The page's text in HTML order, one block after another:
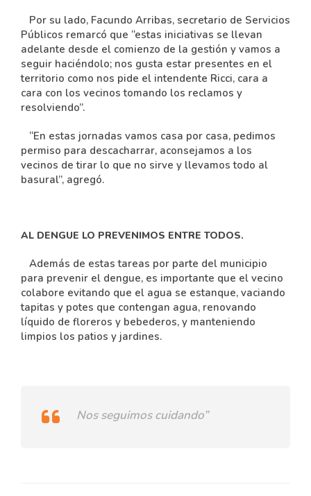
Por su lado, Facundo Arribas, secretario de Servicios
Públicos remarcó que “estas iniciativas se llevan
adelante desde el comienzo de la gestión y vamos a
seguir haciéndolo; nos gusta estar presentes en el
territorio como nos pide el intendente Ricci, cara a
cara con los vecinos tomando los reclamos y
resolviendo”.
“En estas jornadas vamos casa por casa, pedimos
permiso para descacharrar, aconsejamos a los
vecinos de tirar lo que no sirve y llevamos todo al
basural”, agregó.
AL DENGUE LO PREVENIMOS ENTRE TODOS.
Además de estas tareas por parte del municipio
para prevenir el dengue, es importante que el vecino
colabore evitando que el agua se estanque, vaciando
tapitas y potes que contengan agua, renovando
líquido de floreros y bebederos, y manteniendo
limpios los patios y jardines.
Nos seguimos cuidando”